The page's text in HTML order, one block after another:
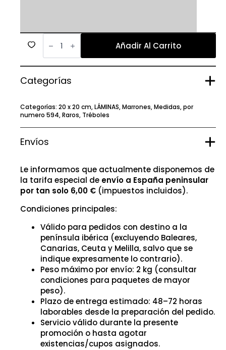
594
cantidad Añadir Al Carrito
Categorías
Categorías: 20 x 20 cm,LÁMINAS,Marrones,Medidas,por
numero 594,Raros, Tréboles
Envíos
Le informamos que actualmente disponemos de
la tarifa especial de envío a España peninsular
por tan solo 6,00 € (impuestos incluidos).
Condiciones principales:
Válido para pedidos con destino a la
península ibérica (excluyendo Baleares,
Canarias, Ceuta y Melilla, salvo que se
indique expresamente lo contrario).
Peso máximo por envío: 2 kg (consultar
condiciones para paquetes de mayor
peso).
Plazo de entrega estimado: 48–72 horas
laborables desde la preparación del pedido.
Servicio válido durante la presente
promoción o hasta agotar
existencias/cupos asignados.